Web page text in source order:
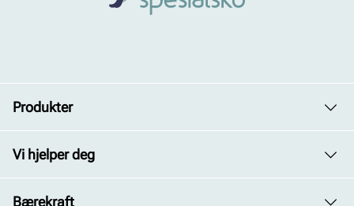
Produkter
Dame
Herre
Vi hjelper deg
Avdelinger
Bærekraft